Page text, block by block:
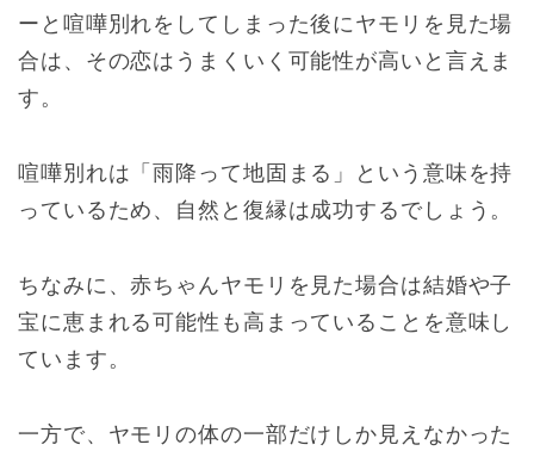
ーと喧嘩別れをしてしまった後にヤモリを見た場
合は、その恋はうまくいく可能性が高いと言えま
す。
喧嘩別れは「雨降って地固まる」という意味を持
っているため、自然と復縁は成功するでしょう。
ちなみに、赤ちゃんヤモリを見た場合は結婚や子
宝に恵まれる可能性も高まっていることを意味し
ています。
一方で、ヤモリの体の一部だけしか見えなかった